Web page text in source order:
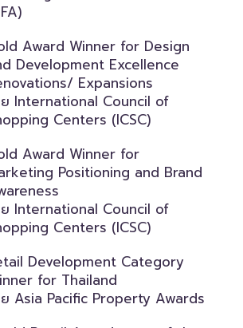
Award Winner for Design
Development Excellence
Expansions
International Council of
Centers (ICSC)
Award Winner for
Positioning and Brand
International Council of
Centers (ICSC)
Development Category
for Thailand
Asia Pacific Property Awards